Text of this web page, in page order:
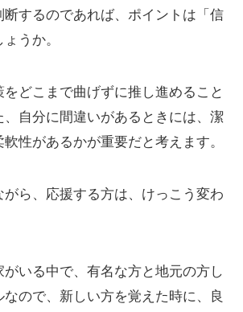
断するのであれば、ポイントは「信
うか。
どこまで曲げずに推し進めること
、自分に間違いがあるときには、潔
性があるかが重要だと考えます。
がら、応援する方は、けっこう変わ
いる中で、有名な方と地元の方し
ので、新しい方を覚えた時に、良